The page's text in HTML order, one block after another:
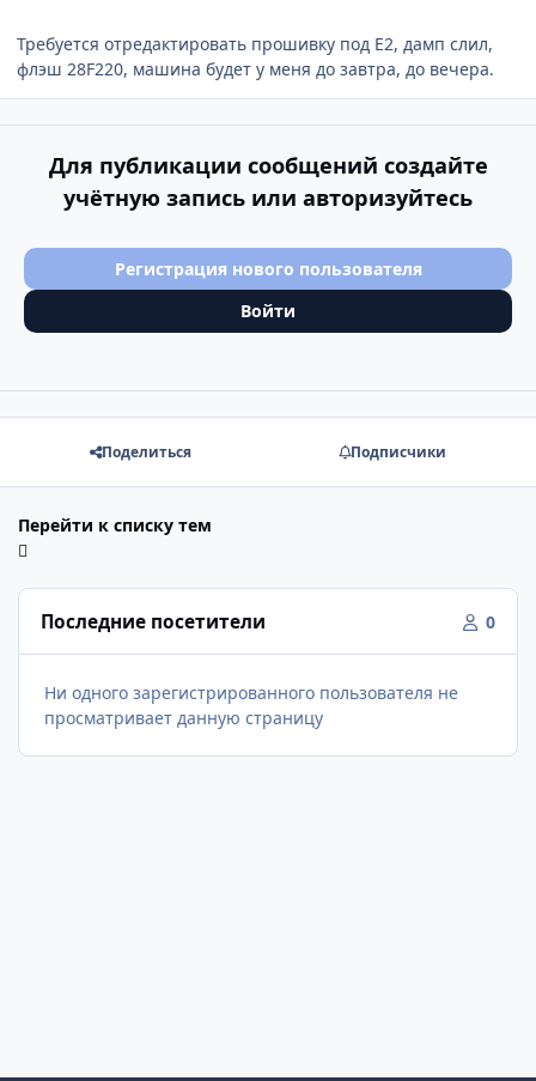
Требуется отредактировать прошивку под Е2, дамп слил,
флэш 28F220, машина будет у меня до завтра, до вечера.
Для публикации сообщений создайте
учётную запись или авторизуйтесь
Регистрация нового пользователя
Войти
Поделиться Подписчики
Перейти к списку тем
Последние посетители 0
Ни одного зарегистрированного пользователя не
просматривает данную страницу